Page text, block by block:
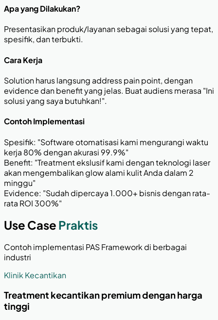
Apa yang Dilakukan?
Presentasikan produk/layanan sebagai solusi yang tepat,
spesifik, dan terbukti.
Cara Kerja
Solution harus langsung address pain point, dengan
evidence dan benefit yang jelas. Buat audiens merasa "Ini
solusi yang saya butuhkan!".
Contoh Implementasi
Spesifik: "Software otomatisasi kami mengurangi waktu
kerja 80% dengan akurasi 99.9%"
Benefit: "Treatment ekslusif kami dengan teknologi laser
akan mengembalikan glow alami kulit Anda dalam 2
minggu"
Evidence: "Sudah dipercaya 1.000+ bisnis dengan rata-
rata ROI 300%"
Use Case Praktis
Contoh implementasi PAS Framework di berbagai
industri
Klinik Kecantikan
Treatment kecantikan premium dengan harga
tinggi